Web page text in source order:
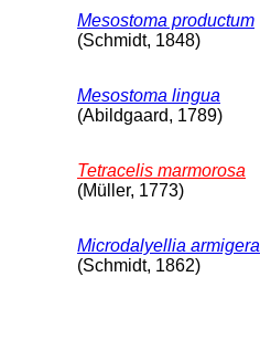
Mesostoma productum
(Schmidt, 1848)
Mesostoma lingua
(Abildgaard, 1789)
Tetracelis marmorosa
(Müller, 1773)
Microdalyellia armigera
(Schmidt, 1862)